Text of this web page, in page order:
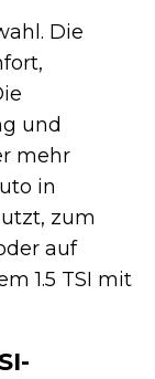
Die
und
mehr
in
zum
auf
1.5 TSI mit